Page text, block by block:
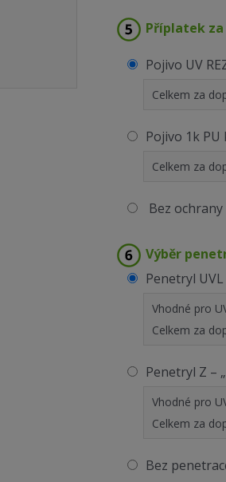
Příplatek za
Pojivo UV
Celkem za
Pojivo 1k
Celkem za
Bez
Výběr
Penetryl
Vhodné pro
Celkem za
Penetryl Z –
Vhodné pro
Celkem za
Bez